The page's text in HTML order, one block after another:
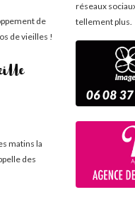
de
de vieilles !
matins la
des
réseaux
tellement plus.